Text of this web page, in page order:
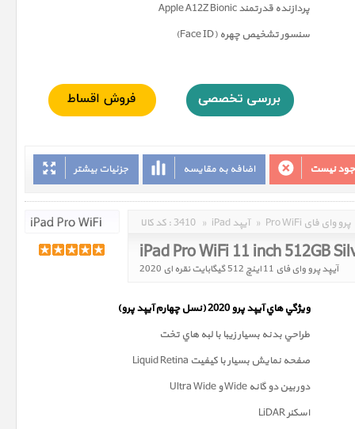
پردازنده قدرتمند Apple A12Z Bionic
سنسور تشخيص چهره (Face ID)
جزئیات بیشتر اضافه به مقایسه نیست
کد کالا : 3410 » iPad آیپد » Pro WiFi پرو وای فای
iPad Pro WiFi 11 inch 512GB
آیپد پرو وای فای 11 اینچ 512 گیگابایت نقره ای 2020
ويژگي هاي آيپد پرو 2020 ( نسل چهارمآيپد پرو)
طراحي بدنه بسيار زيبا با لبه هاي تخت
صفحه نمايش بسيار با کيفيت Liquid Retina
دوربين دو گانه Wide و Ultra Wide
اسکنر LiDAR